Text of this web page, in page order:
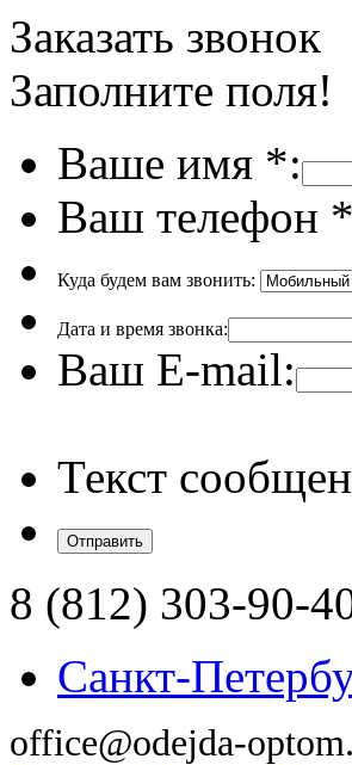
Заказать звонок
Заполните поля!
Ваше имя *:
Ваш телефон *
Куда будем вам звонить:
Дата и время звонка:
Ваш E-mail:
Текст
8 (812) 303-90-
Санкт-
office@odejda-